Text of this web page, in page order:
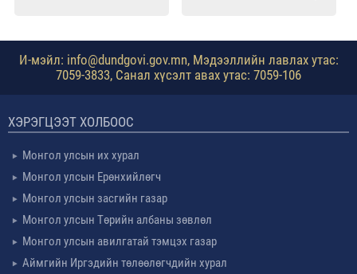
И-мэйл: info@dundgovi.gov.mn, Мэдээллийн лавлах утас:
7059-3833, Санал хүсэлт авах утас: 7059-106
ХЭРЭГЦЭЭТ ХОЛБООС
Монгол улсын их хурал
Монгол улсын Ерөнхийлөгч
Монгол улсын засгийн газар
Монгол улсын Төрийн албаны зөвлөл
Монгол улсын авилгатай тэмцэх газар
Аймгийн Иргэдийн төлөөлөгчдийн хурал